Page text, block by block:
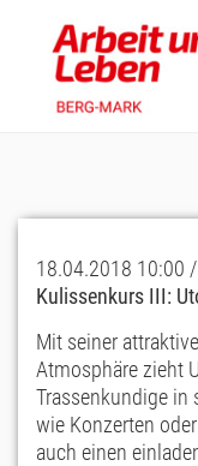
content
18.04.2018 10:00
Kulissenkurs III:
Mit seiner
Atmosphäre zieht
Trassenkundige in
wie Konzerten
auch einen